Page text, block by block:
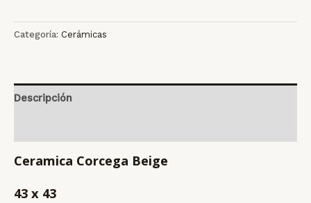
Categoría: Cerámicas
Descripción
Ceramica Corcega Beige
43 x 43